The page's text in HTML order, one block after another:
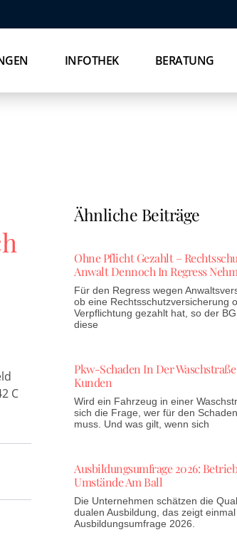
INFOTHEK BERATUNG
C
Ähnliche Beiträge
Ohne Pflicht Gezahlt –
Anwalt Dennoch In Regress
Für den Regress wegen
ob eine Rechtsschutzversicherung
Verpflichtung gezahlt hat, so der
diese
Pkw-Schaden In Der
Kunden
Wird ein Fahrzeug in einer
sich die Frage, wer für den
muss. Und was gilt, wenn sich
Ausbildungsumfrage 2026:
Umstände Am Ball
Die Unternehmen schätzen die
dualen Ausbildung, das zeigt
Ausbildungsumfrage 2026.